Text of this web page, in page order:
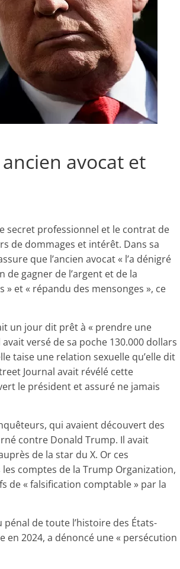
avocat et
secret professionnel et le contrat de
de dommages et intérêt. Dans sa
que l’ancien avocat « l’a dénigré
gagner de l’argent et de la
» et « répandu des mensonges », ce
un jour dit prêt à « prendre une
versé de sa poche 130.000 dollars
taise une relation sexuelle qu’elle dit
Journal avait révélé cette
le président et assuré ne jamais
qui avaient découvert des
contre Donald Trump. Il avait
de la star du X. Or ces
comptes de la Trump Organization,
de « falsification comptable » par la
de toute l’histoire des États-
2024, a dénoncé une « persécution